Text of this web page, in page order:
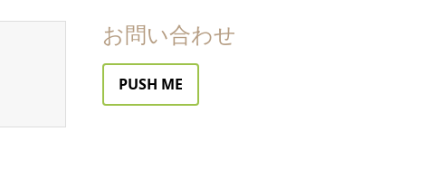
お問い合わせ
PUSH ME